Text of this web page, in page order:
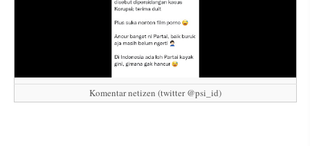
Komentar netizen (twitter @psi_id)